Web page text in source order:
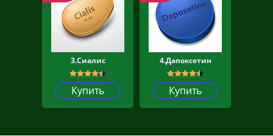
3.Сиалис
Купить
4.Дапоксетин
Купить